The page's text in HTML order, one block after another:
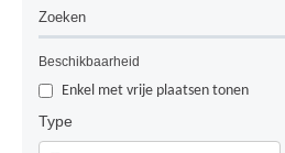
Zoeken
Beschikbaarheid
Enkel met vrije plaatsen tonen
Type